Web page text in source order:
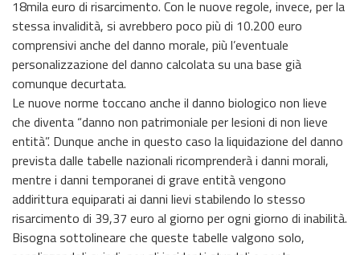
18mila euro di risarcimento. Con le nuove regole, invece, per la
stessa invalidità, si avrebbero poco più di 10.200 euro
comprensivi anche del danno morale, più l’eventuale
personalizzazione del danno calcolata su una base già
comunque decurtata.
Le nuove norme toccano anche il danno biologico non lieve
che diventa “danno non patrimoniale per lesioni di non lieve
entità”. Dunque anche in questo caso la liquidazione del danno
prevista dalle tabelle nazionali ricomprenderà i danni morali,
mentre i danni temporanei di grave entità vengono
addirittura equiparati ai danni lievi stabilendo lo stesso
risarcimento di 39,37 euro al giorno per ogni giorno di inabilità.
Bisogna sottolineare che queste tabelle valgono solo,